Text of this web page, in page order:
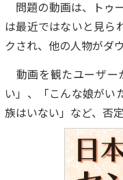
問題の動画は、トゥ
は最近ではないと見ら
クされ、他の人物がダ
動画を観たユーザー
い」、「こんな娘がい
族はいない」など、否